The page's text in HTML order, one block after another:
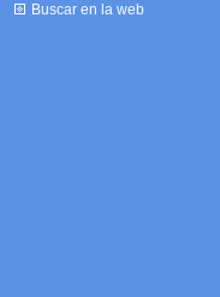
Buscar en la web